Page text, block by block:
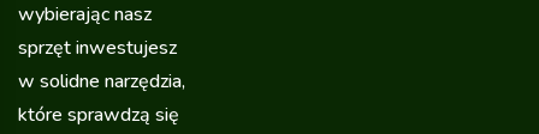
wybierając nasz
sprzęt inwestujesz
w solidne narzędzia,
które sprawdzą się